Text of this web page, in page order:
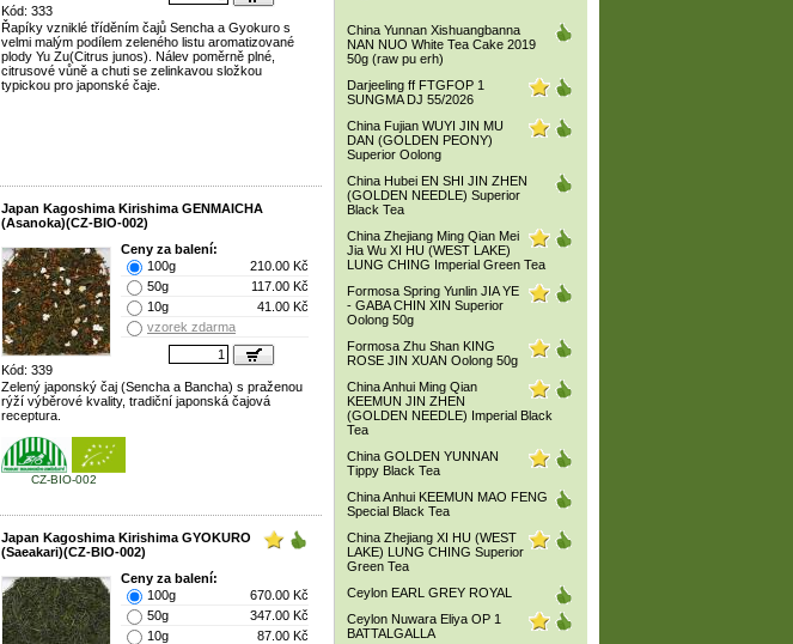
Kód: 333
Řapíky vzniklé tříděním čajů Sencha a Gyokuro s
velmi malým podílem zeleného listu aromatizované
plody Yu Zu(Citrus junos). Nálev poměrně plné,
citrusové vůně a chuti se zelinkavou složkou
typickou pro japonské čaje.
Japan Kagoshima Kirishima GENMAICHA
(Asanoka)(CZ-BIO-002)
Kód: 339
Ceny za balení:
100g
210.00 Kč
50g
117.00 Kč
10g
41.00 Kč
vzorek zdarma
Zelený japonský čaj (Sencha a Bancha) s praženou
rýží výběrové kvality, tradiční japonská čajová
receptura.
CZ-BIO-002
Japan Kagoshima Kirishima GYOKURO
(Saeakari)(CZ-BIO-002)
Ceny za balení:
100g
670.00 Kč
50g
347.00 Kč
10g
87.00 Kč
China Yunnan Xishuangbanna
NAN NUO White Tea Cake 2019
50g (raw pu erh)
Darjeeling ff FTGFOP 1
SUNGMA DJ 55/2026
China Fujian WUYI JIN MU
DAN (GOLDEN PEONY)
Superior Oolong
China Hubei EN SHI JIN ZHEN
(GOLDEN NEEDLE) Superior
Black Tea
China Zhejiang Ming Qian Mei
Jia Wu XI HU (WEST LAKE)
LUNG CHING Imperial Green Tea
Formosa Spring Yunlin JIA YE
- GABA CHIN XIN Superior
Oolong 50g
Formosa Zhu Shan KING
ROSE JIN XUAN Oolong 50g
China Anhui Ming Qian
KEEMUN JIN ZHEN
(GOLDEN NEEDLE) Imperial Black
Tea
China GOLDEN YUNNAN
Tippy Black Tea
China Anhui KEEMUN MAO FENG
Special Black Tea
China Zhejiang XI HU (WEST
LAKE) LUNG CHING Superior
Green Tea
Ceylon EARL GREY ROYAL
Ceylon Nuwara Eliya OP 1
BATTALGALLA